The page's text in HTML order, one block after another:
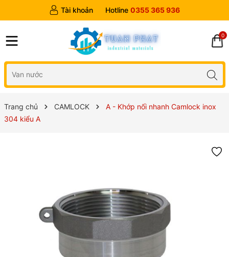
Tài khoản Hotline 0355 365 936
0
Trang chủ CAMLOCK
A - Khớp nối nhanh Camlock inox
304 kiểu A